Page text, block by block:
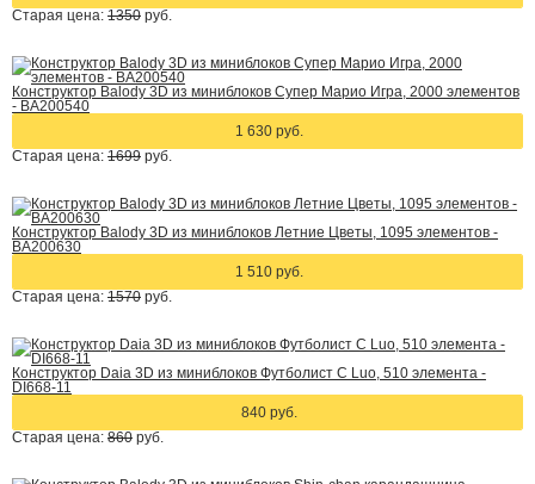
Старая цена: 1350 руб.
Конструктор Balody 3D из миниблоков Супер Марио Игра, 2000 элементов
- BA200540
1 630 руб.
Старая цена: 1699 руб.
Конструктор Balody 3D из миниблоков Летние Цветы, 1095 элементов -
BA200630
1 510 руб.
Старая цена: 1570 руб.
Конструктор Daia 3D из миниблоков Футболист C Luo, 510 элемента -
DI668-11
840 руб.
Старая цена: 860 руб.